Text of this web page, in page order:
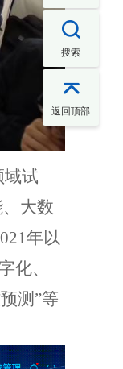
域试
大数
年以
化、
测”等

搜索

返回顶部